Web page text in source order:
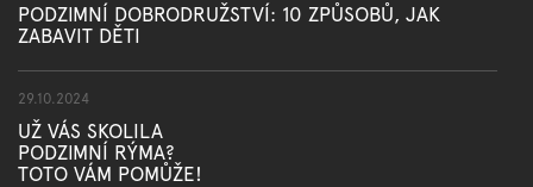
PODZIMNÍ DOBRODRUŽSTVÍ: 10 ZPŮSOBŮ, JAK
ZABAVIT DĚTI
29.10.2024
UŽ VÁS SKOLILA
PODZIMNÍ RÝMA?
TOTO VÁM POMŮŽE!